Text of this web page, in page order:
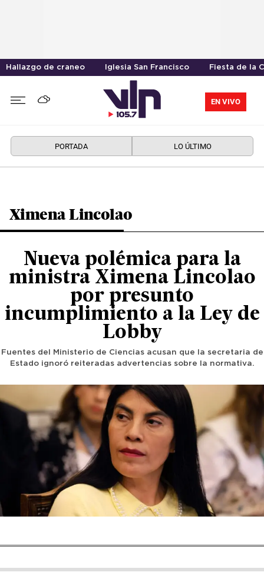
Hallazgo de craneo Iglesia San Francisco Fiesta de la
EN VIVO
PORTADA LO ÚLTIMO
Ximena Lincolao
Nueva polémica para la
ministra Ximena Lincolao
por presunto
incumplimiento a la Ley de
Lobby
Fuentes del Ministerio de Ciencias acusan que la secretaria de
Estado ignoró reiteradas advertencias sobre la normativa.